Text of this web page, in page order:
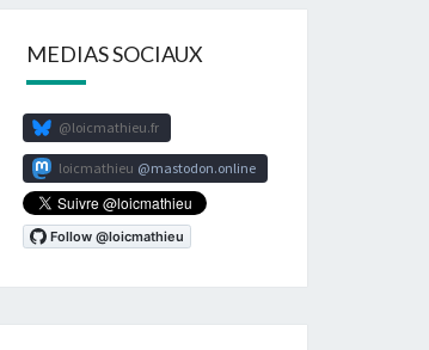
MEDIAS SOCIAUX
@loicmathieu.fr
loicmathieu mastodon.online